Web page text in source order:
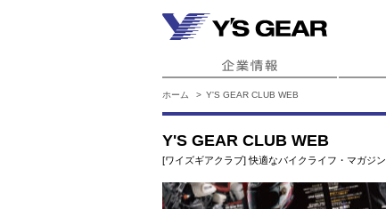
ホーム Y'S GEAR CLUB WEB
Y'S GEAR CLUB WEB
[ワイズギアクラブ] 快適なバイクライフ・マガジン